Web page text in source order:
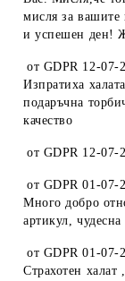
мисля за
и успешен ден!
от GDPR 12-07-
Изпратиха
подаръчна
качество
от GDPR 12-07-
от GDPR 01-07-
Много добро
артикул, чудесна
от GDPR 01-07-
Страхотен